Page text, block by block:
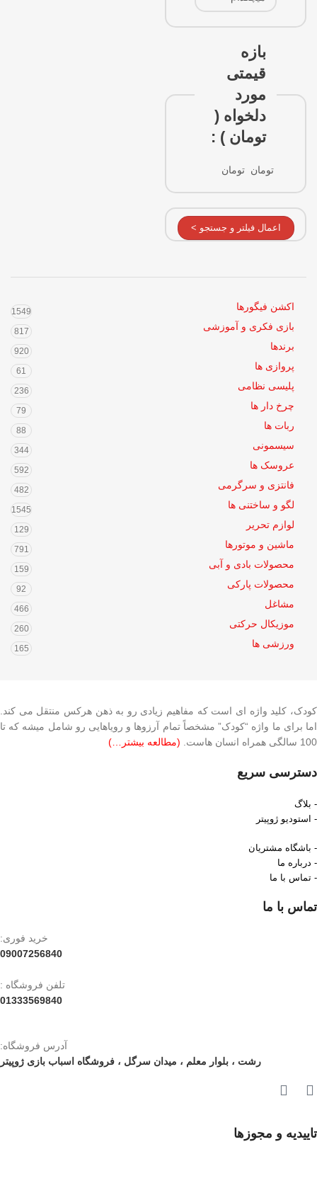
بازه
قیمتی
مورد
دلخواه (
تومان ) :
تومان تومان
اعمال فیلتر و جستجو >
اکشن فیگورها 1549
بازی فکری و آموزشی 817
برندها 920
پروازی ها 61
پلیسی نظامی 236
چرخ دار ها 79
ربات ها 88
سیسمونی 344
عروسک ها 592
فانتزی و سرگرمی 482
لگو و ساختنی ها 1545
لوازم تحریر 129
ماشین و موتورها 791
محصولات بادی و آبی 159
محصولات پارکی 92
مشاغل 466
موزیکال حرکتی 260
ورزشی ها 165
کودک، کلید واژه ای است که مفاهیم زیادی رو به ذهن هرکس منتقل می کند.
اما برای ما واژه “کودک” مشخصاً تمام آرزوها و رویاهایی رو شامل میشه که تا
100 سالگی همراه انسان هاست.
(مطالعه بیشتر…)
دسترسی سریع
- بلاگ
- استودیو ژوپیتر
- باشگاه مشتریان
- درباره ما
- تماس با ما
تماس با ما
خرید فوری:
09007256840
تلفن فروشگاه :
01333569840
آدرس فروشگاه:
رشت ، بلوار معلم ، میدان سرگل ، فروشگاه اسباب بازی ژوپیتر
تاییدیه و مجوزها